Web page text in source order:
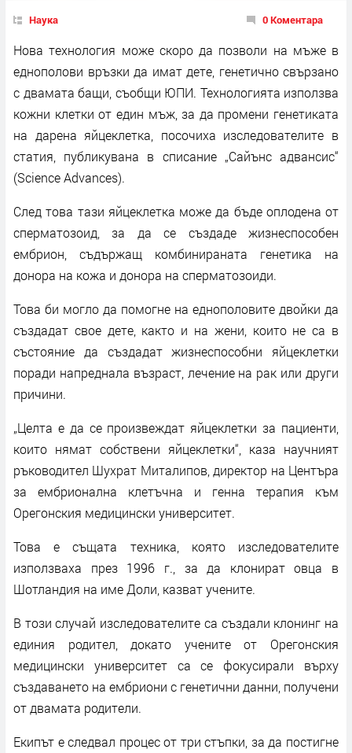
Наука 0 Коментара
Нова технология може скоро да позволи на мъже в
еднополови връзки да имат дете, генетично свързано
с двамата бащи, съобщи ЮПИ. Технологията използва
кожни клетки от един мъж, за да промени генетиката
на дарена яйцеклетка, посочиха изследователите в
статия, публикувана в списание „Сайънс адвансис“
(Science Advances).
След това тази яйцеклетка може да бъде оплодена от
сперматозоид, за да се създаде жизнеспособен
ембрион, съдържащ комбинираната генетика на
донора на кожа и донора на сперматозоиди.
Това би могло да помогне на еднополовите двойки да
създадат свое дете, както и на жени, които не са в
състояние да създадат жизнеспособни яйцеклетки
поради напреднала възраст, лечение на рак или други
причини.
„Целта е да се произвеждат яйцеклетки за пациенти,
които нямат собствени яйцеклетки“, каза научният
ръководител Шухрат Миталипов, директор на Центъра
за ембрионална клетъчна и генна терапия към
Орегонския медицински университет.
Това е същата техника, която изследователите
използваха през 1996 г., за да клонират овца в
Шотландия на име Доли, казват учените.
В този случай изследователите са създали клонинг на
единия родител, докато учените от Орегонския
медицински университет са се фокусирали върху
създаването на ембриони с генетични данни, получени
от двамата родители.
Екипът е следвал процес от три стъпки, за да постигне